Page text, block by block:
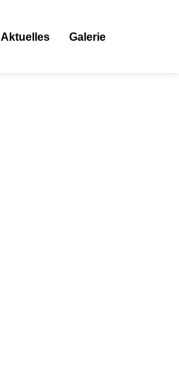
Aktuelles Galerie